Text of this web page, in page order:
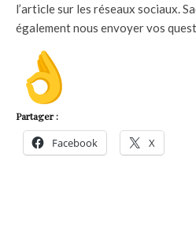
l’article sur les réseaux sociaux.
également nous envoyer vos
Partager :
Facebook X